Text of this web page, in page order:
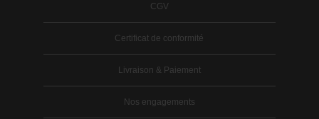
CGV
Certificat de conformité
Livraison & Paiement
Nos engagements